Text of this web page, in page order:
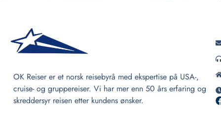
OK Reiser er et norsk reisebyrå med ekspertise på USA-,
cruise- og gruppereiser. Vi har mer enn 50 års erfaring og
skreddersyr reisen etter kundens ønsker.